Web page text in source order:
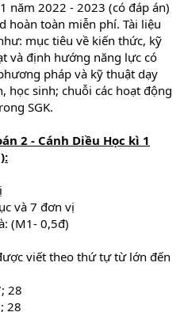
năm 2022 - 2023 (có đáp án)
hoàn toàn miễn phí. Tài liệu
mục tiêu về kiến thức, kỹ
và định hướng năng lực có
pháp và kỹ thuật dạy
học sinh; chuỗi các hoạt động
SGK.
2 - Cánh Diều Học kì 1
và 7 đơn vị
(M1- 0,5đ)
viết theo thứ tự từ lớn đến
28
28